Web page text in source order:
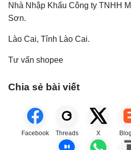
Nhà Nhập Khẩu Công ty TNHH
Sơn.
Lào Cai, Tỉnh Lào Cai.
Tư vấn shopee
Chia sẻ bài viết
Facebook Threads X